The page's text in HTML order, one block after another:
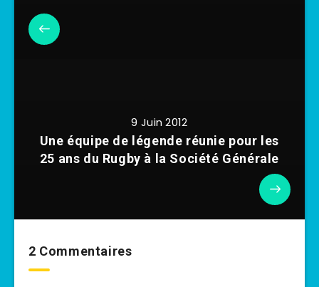
9 Juin 2012
Une équipe de légende réunie pour les
25 ans du Rugby à la Société Générale
2 Commentaires